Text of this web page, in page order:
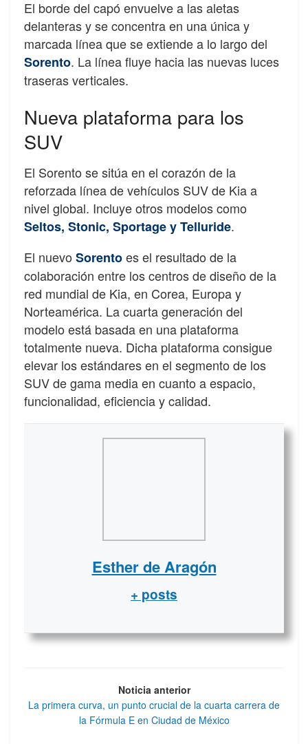
El borde del capó envuelve a las aletas
delanteras y se concentra en una única y
marcada línea que se extiende a lo largo del
Sorento. La línea fluye hacia las nuevas luces
traseras verticales.
Nueva plataforma para los
SUV
El Sorento se sitúa en el corazón de la
reforzada línea de vehículos SUV de Kia a
nivel global. Incluye otros modelos como
Seltos, Stonic, Sportage y Telluride.
El nuevo Sorentoes el resultado de la
colaboración entre los centros de diseño de la
red mundial de Kia, en Corea, Europa y
Norteamérica. La cuarta generación del
modelo está basada en una plataforma
totalmente nueva. Dicha plataforma consigue
elevar los estándares en el segmento de los
SUV de gama media en cuanto a espacio,
funcionalidad, eficiencia y calidad.
Esther de Aragón
+ posts
Noticia anterior
La primera curva, un punto crucial de la cuarta carrera de
la Fórmula E en Ciudad de México